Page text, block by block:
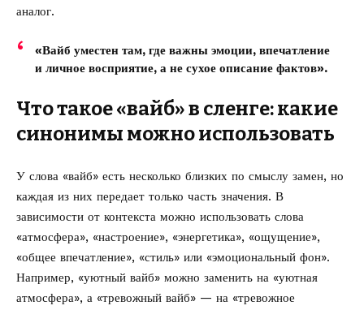
аналог.
«Вайб уместен там, где важны эмоции, впечатление
и личное восприятие, а не сухое описание фактов».
Что такое «вайб» в сленге: какие
синонимы можно использовать
У слова «вайб» есть несколько близких по смыслу замен, но
каждая из них передает только часть значения. В
зависимости от контекста можно использовать слова
«атмосфера», «настроение», «энергетика», «ощущение»,
«общее впечатление», «стиль» или «эмоциональный фон».
Например, «уютный вайб» можно заменить на «уютная
атмосфера», а «тревожный вайб» — на «тревожное